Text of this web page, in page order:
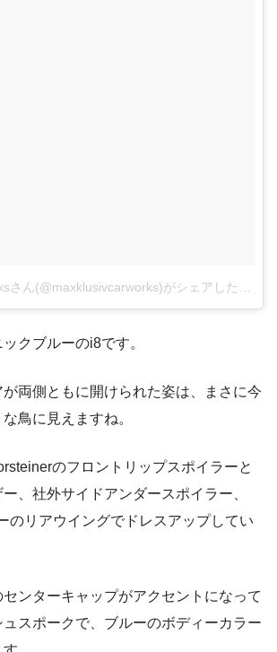
クブルーのi8です。
両側ともに開けられた姿は、まさに今
鳥に見えますね。
のフロントリップスポイラーと
、社外サイドアンダースポイラー、
のリアウイングでドレスアップしてい
ンターキャップがアクセントになって
スポークで、ブルーのボディーカラー